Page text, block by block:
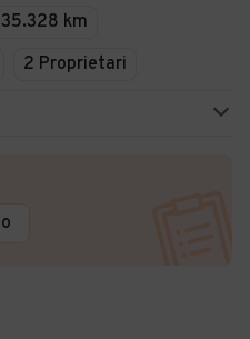
35.328 km
2 Proprietari